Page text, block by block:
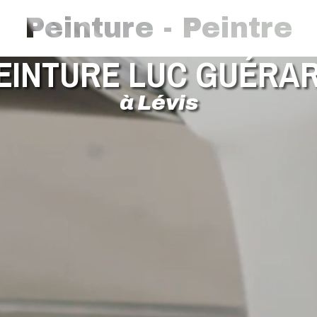
Peinture - Peintre
LUC
à Lévis